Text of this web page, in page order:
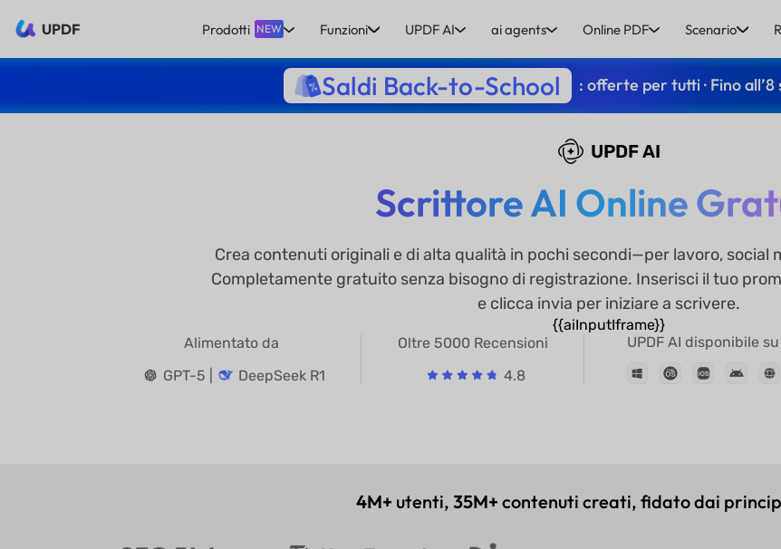
UPDF Prodotti NEW Funzioni UPDF AI ai agents Online PDF Scenario
Saldi Back-to-School : offerte per tutti · Fino all’8
UPDF AI
Scrittore AI Online
Crea contenuti originali e di alta qualità in pochi secondi—per lavoro, social
Completamente gratuito senza bisogno di registrazione. Inserisci il tuo
e clicca invia per iniziare a scrivere.
{{aiInputIframe}}
Alimentato da
GPT-5 |
DeepSeek R1
Oltre 5000 Recensioni
4.8
UPDF AI disponibile su
4M+ utenti, 35M+ contenuti creati, fidato dai